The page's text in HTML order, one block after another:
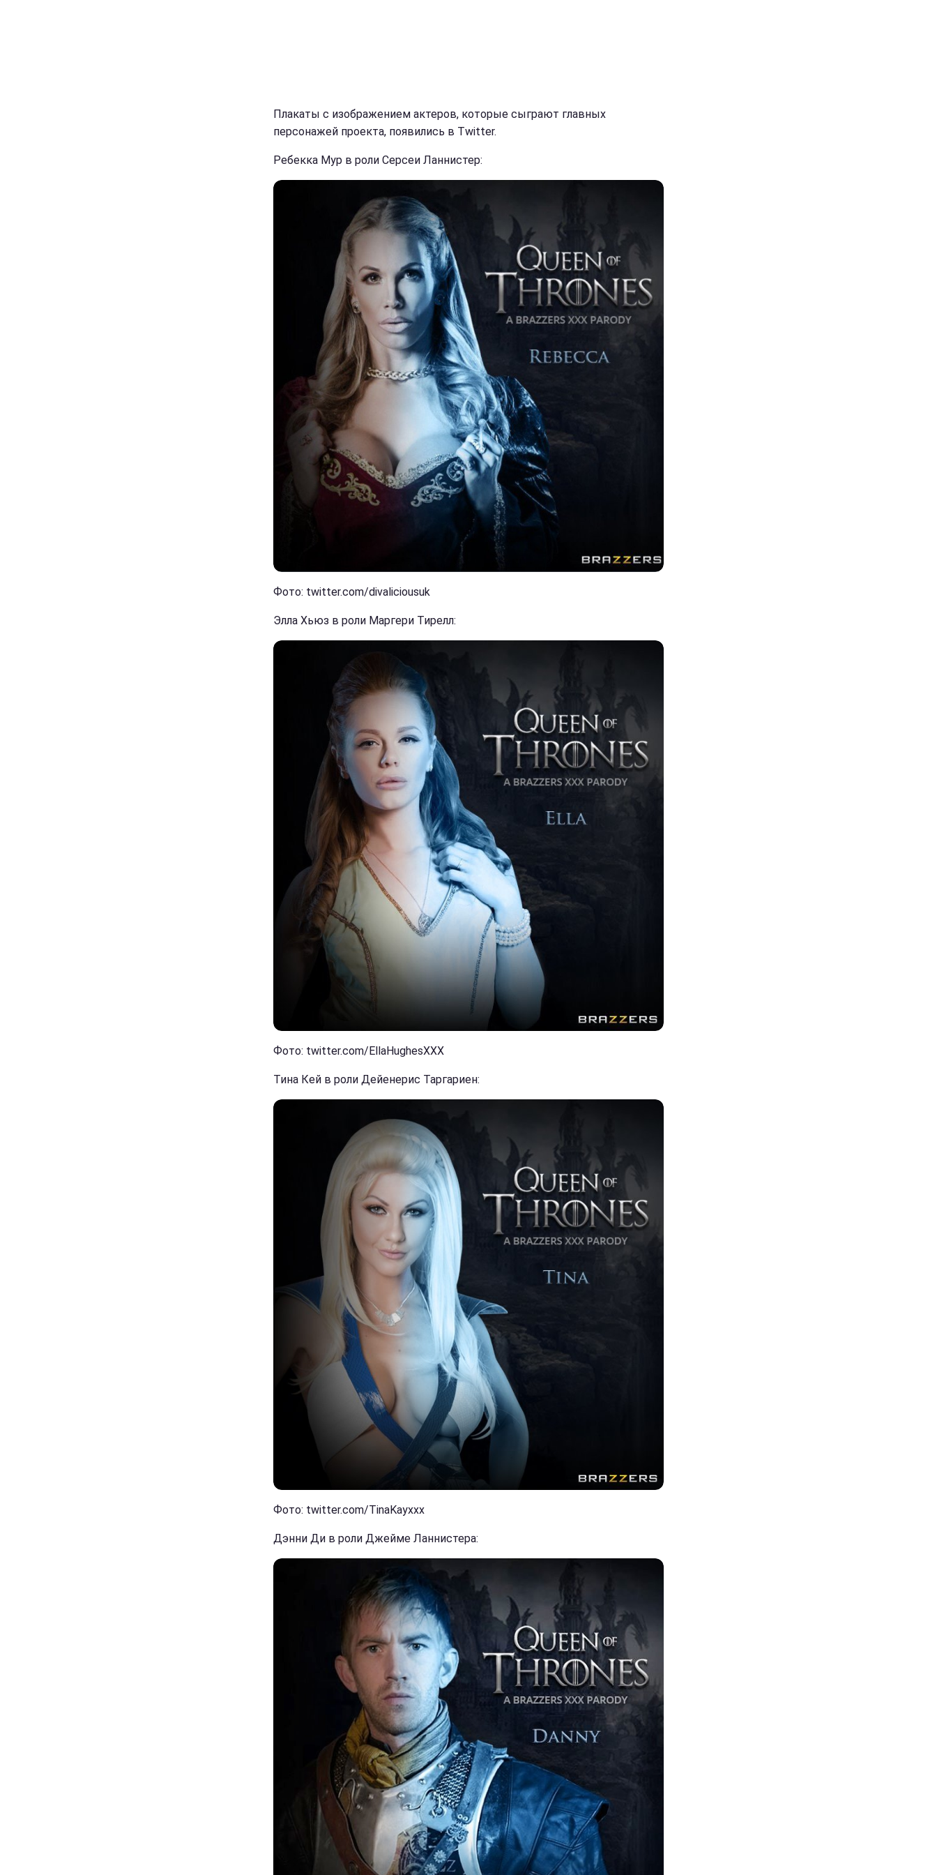
Плакаты с изображением актеров, которые сыграют главных
персонажей проекта, появились в Twitter.
Ребекка Мур в роли Серсеи Ланнистер:
Фото: twitter.com/divaliciousuk
Элла Хьюз в роли Маргери Тирелл:
Фото: twitter.com/EllaHughesXXX
Тина Кей в роли Дейенерис Таргариен:
Фото: twitter.com/TinaKayxxx
Дэнни Ди в роли Джейме Ланнистера: